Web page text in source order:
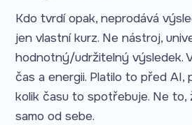
Kdo tvrdí opak, neprodává
jen vlastní kurz. Ne nástroj,
hodnotný/udržitelný výsledek.
čas a energii. Platilo to před AI,
kolik času to spotřebuje. Ne to,
samo od sebe.